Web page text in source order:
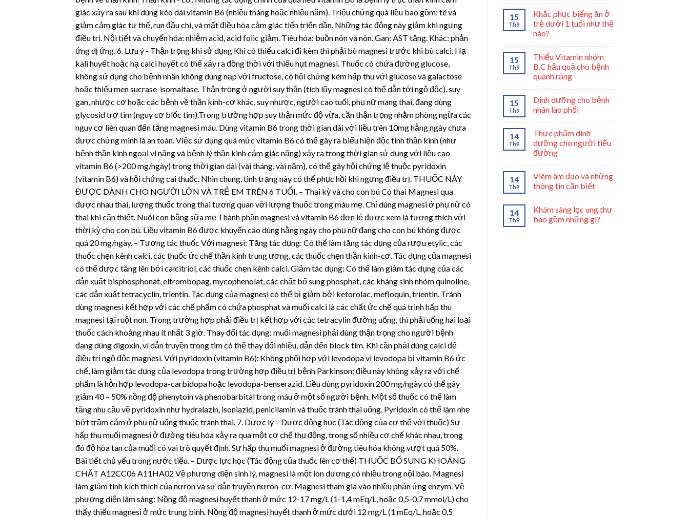
giác xảy ra sau khi dùng kéo dài vitamin B6 (nhiều tháng hoặc nhiều năm). Triệu chứng quá liều bao gồm: tê và
giảm cảm giác tư thế, run đầu chi, và mất điều hòa cảm giác tiến triển dần. Những tác động này giảm khi ngưng
điều trị. Nội tiết và chuyển hóa: nhiễm acid, acid folic giảm. Tiêu hóa: buồn nôn và nôn. Gan: AST tăng. Khác: phản
ứng dị ứng. 6. Lưu ý - Thận trọng khi sử dụng Khi có thiếu calci đi kèm thì phải bù magnesi trước khi bù calci. Hạ
kali huyết hoặc hạ calci huyết có thể xảy ra đồng thời với thiếu hụt magnesi. Thuốc có chứa đường glucose,
không sử dụng cho bệnh nhân không dung nạp với fructose, có hội chứng kém hấp thu với glucose và galactose
hoặc thiếu men sucrase-isomaltase. Thận trọng ở người suy thận (tích lũy magnesi có thể dẫn tới ngộ độc), suy
gan, nhược cơ hoặc các bệnh về thần kinh-cơ khác, suy nhược, người cao tuổi, phụ nữ mang thai, đang dùng
glycosid trợ tim (nguy cơ blốc tim).Trong trường hợp suy thận mức độ vừa, cần thận trọng nhằm phòng ngừa các
nguy cơ liên quan đến tăng magnesi máu. Dùng vitamin B6 trong thời gian dài với liều trên 10mg hằng ngày chưa
được chứng minh là an toàn. Việc sử dụng quá mức vitamin B6 có thể gây ra biểu hiện độc tính thần kinh (như
bệnh thần kinh ngoại vi nặng và bệnh lý thần kinh cảm giác nặng) xảy ra trong thời gian sử dụng với liều cao
vitamin B6 (>200 mg/ngày) trong thời gian dài (vài tháng, vài năm), có thể gây hội chứng lệ thuộc pyridoxin
(vitamin B6) và hội chứng cai thuốc. Nhìn chung, tình trạng này có thể phục hồi khi ngưng điều trị. THUỐC NÀY
ĐƯỢC DÀNH CHO NGƯỜI LỚN VÀ TRẺ EM TRÊN 6 TUỔI. – Thai kỳ và cho con bú Có thai Magnesi qua
được nhau thai, lượng thuốc trong thai tương quan với lượng thuốc trong máu mẹ. Chỉ dùng magnesi ở phụ nữ có
thai khi cần thiết. Nuôi con bằng sữa mẹ Thành phần magnesi và vitamin B6 đơn lẻ được xem là tương thích với
thời kỳ cho con bú. Liều vitamin B6 được khuyến cáo dùng hằng ngày cho phụ nữ đang cho con bú không được
quá 20 mg/ngày. – Tương tác thuốc Với magnesi: Tăng tác dụng: Có thể làm tăng tác dụng của rượu etylic, các
thuốc chẹn kênh calci, các thuốc ức chế thần kinh trung ương, các thuốc chẹn thần kinh-cơ. Tác dụng của magnesi
có thể được tăng lên bởi calcitriol, các thuốc chẹn kênh calci. Giảm tác dụng: Có thể làm giảm tác dụng của các
dẫn xuất bisphosphonat, eltrombopag, mycophenolat, các chất bổ sung phosphat, các kháng sinh nhóm quinoline,
các dẫn xuất tetracyclin, trientin. Tác dụng của magnesi có thể bị giảm bởi ketorolac, mefloquin, trientin. Tránh
dùng magnesi kết hợp với các chế phẩm có chứa phosphat và muối calci là các chất ức chế quá trình hấp thu
magnesi tại ruột non. Trong trường hợp phải điều trị kết hợp với các tetracylin đường uống, thì phải uống hai loại
thuốc cách khoảng nhau ít nhất 3 giờ. Thay đổi tác dụng: muối magnesi phải dùng thận trọng cho người bệnh
đang dùng digoxin, vì dẫn truyền trong tim có thể thay đổi nhiều, dẫn đến block tim. Khi cần phải dùng calci để
điều trị ngộ độc magnesi. Với pyridoxin (vitamin B6): Không phối hợp với levodopa vì levodopa bị vitamin B6 ức
chế, làm giảm tác dụng của levodopa trong trường hợp điều trị bệnh Parkinson; điều này không xảy ra với chế
phẩm là hỗn hợp levodopa-carbidopa hoặc levodopa-benserazid. Liều dùng pyridoxin 200 mg/ngày có thể gây
giảm 40 – 50% nồng độ phenytoin và phenobarbital trong máu ở một số người bệnh. Một số thuốc có thể làm
tăng nhu cầu về pyridoxin như hydralazin, isoniazid, penicilamin và thuốc tránh thai uống. Pyridoxin có thể làm nhẹ
bớt trầm cảm ở phụ nữ uống thuốc tránh thai. 7. Dược lý – Dược động học (Tác động của cơ thể với thuốc) Sự
hấp thu muối magnesi ở đường tiêu hóa xảy ra qua một cơ chế thụ động, trong số nhiều cơ chế khác nhau, trong
đó độ hòa tan của muối có vai trò quyết định. Sự hấp thu muối magnesi ở đường tiêu hóa không vượt quá 50%.
Bài tiết chủ yếu trong nước tiểu. – Dược lực học (Tác động của thuốc lên cơ thể) THUỐC BỔ SUNG KHOÁNG
CHẤT A12CC06 A11HA02 Về phương diện sinh lý, magnesi là một ion dương có nhiều trong nội bào. Magnesi
làm giảm tính kích thích của nơron và sự dẫn truyền nơron-cơ. Magnesi tham gia vào nhiều phản ứng enzym. Về
phương diện lâm sàng: Nồng độ magnesi huyết thanh ở mức 12-17 mg/L (1-1,4 mEq/L, hoặc 0,5-0,7 mmol/L) cho
thấy thiếu magnesi ở mức trung bình. Nồng độ magnesi huyết thanh ở mức dưới 12 mg/L (1 mEq/L, hoặc 0,5
15
Th9
Khắc phục biếng ăn ở
trẻ dưới 1 tuổi như thế
nào?
15
Th9
Thiếu Vitamin nhóm
B,C hậu quả cho bệnh
quanh răng
15
Th9
Dinh dưỡng cho bệnh
nhân lao phổi
14
Th9
Thực phẩm dinh
dưỡng cho người tiểu
đường
14
Th9
Viêm âm đạo và những
thông tin cần biết
14
Th9
Khám sàng lọc ung thư
bao gồm những gì?